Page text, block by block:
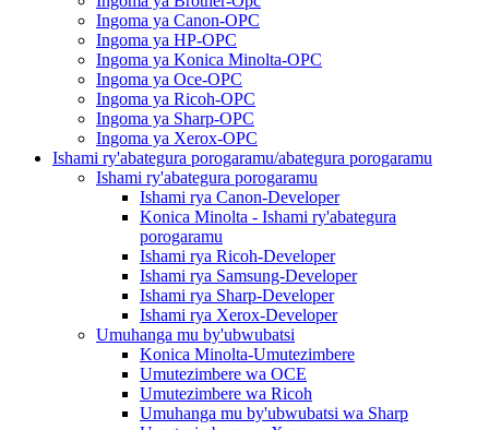
Ingoma ya Canon-OPC
Ingoma ya HP-OPC
Ingoma ya Konica Minolta-OPC
Ingoma ya Oce-OPC
Ingoma ya Ricoh-OPC
Ingoma ya Sharp-OPC
Ingoma ya Xerox-OPC
Ishami ry'abategura porogaramu/abategura porogaramu
Ishami ry'abategura porogaramu
Ishami rya Canon-Developer
Konica Minolta - Ishami ry'abategura
porogaramu
Ishami rya Ricoh-Developer
Ishami rya Samsung-Developer
Ishami rya Sharp-Developer
Ishami rya Xerox-Developer
Umuhanga mu by'ubwubatsi
Konica Minolta-Umutezimbere
Umutezimbere wa OCE
Umutezimbere wa Ricoh
Umuhanga mu by'ubwubatsi wa Sharp